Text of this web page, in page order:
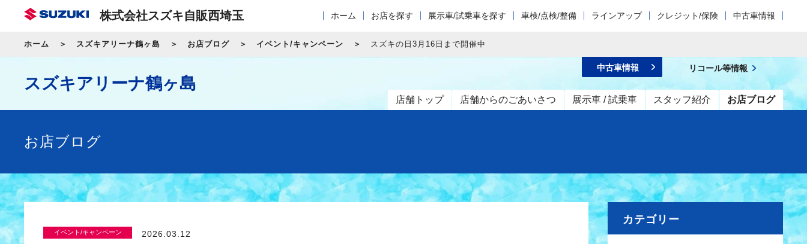
株式会社スズキ自販西埼玉 ホーム お店を探す 展示車/試乗車を探す 車検/点検/整備 ラインアップ クレジット/保険 中古車情報
ホーム スズキアリーナ鶴ヶ島 お店ブログ イベント/キャンペーン スズキの日3月16日まで開催中
スズキアリーナ鶴ヶ島
店舗トップ 店舗からのごあいさつ 展示車 / 試乗車 スタッフ紹介 お店ブログ
中古車情報 リコール等情報
お店ブログ
イベント/キャンペーン 2026.03.12
カテゴリー